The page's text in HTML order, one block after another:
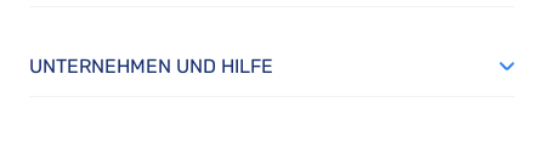
UNTERNEHMEN UND HILFE